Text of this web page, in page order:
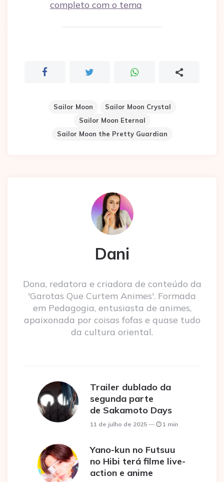
completo com o tema
Sailor Moon
Sailor Moon Crystal
Sailor Moon Eternal
Sailor Moon the Pretty Guardian
Dani
Dona, redatora e criadora de conteúdo da
'Garotas Que Curtem Animes'. Formada
em Pedagogia, entusiasta de animes,
apaixonada por coisas fofas e quase tudo
da cultura oriental.
Trailer dublado da
segunda parte
de Sakamoto Days
11 de julho de 2025 1 min
Yano-kun no Futsuu
no Hibi terá filme live-
action e anime